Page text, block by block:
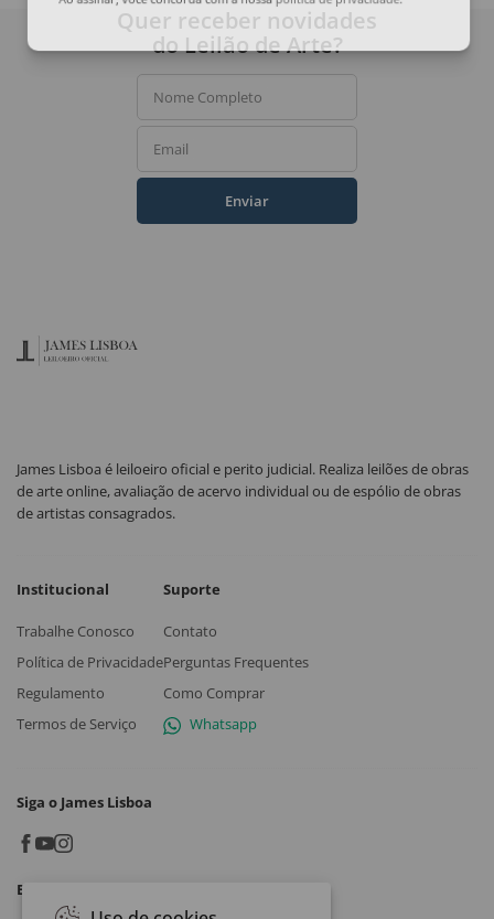
Ao assinar, você concorda com a nossapolítica de privacidade
Quer receber novidades
do Leilão de Arte?
Nome Completo
Email
Enviar
James Lisboa é leiloeiro oficial e perito judicial. Realiza leilões de obras
de arte online, avaliação de acervo individual ou de espólio de obras
de artistas consagrados.
Institucional
Trabalhe Conosco
Política de Privacidade
Regulamento
Termos de Serviço
Suporte
Contato
Perguntas Frequentes
Como Comprar
Whatsapp
Siga o James Lisboa
Baixe o App